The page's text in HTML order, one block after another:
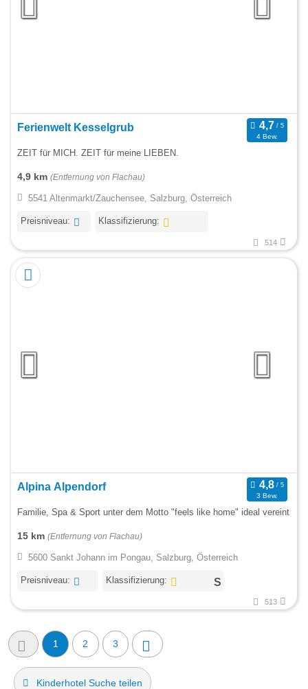
Ferienwelt Kesselgrub
4 Bew.
ZEIT für MICH. ZEIT für meine LIEBEN.
4,9 km (Entfernung von Flachau)
5541 Altenmarkt/Zauchensee, Salzburg, Österreich
Preisniveau: Klassifizierung:
514
Alpina Alpendorf
3 Bew.
Familie, Spa & Sport unter dem Motto "feels like home" ideal vereint
15 km (Entfernung von Flachau)
5600 Sankt Johann im Pongau, Salzburg, Österreich
Preisniveau: Klassifizierung:
513
1 2 3
Kinderhotel Suche teilen